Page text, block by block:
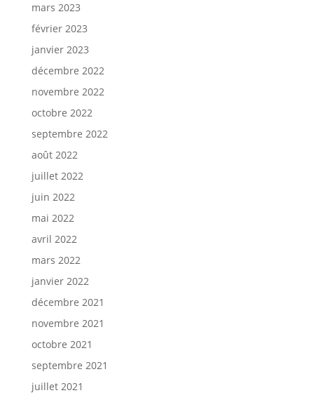
mars 2023
février 2023
janvier 2023
décembre 2022
novembre 2022
octobre 2022
septembre 2022
août 2022
juillet 2022
juin 2022
mai 2022
avril 2022
mars 2022
janvier 2022
décembre 2021
novembre 2021
octobre 2021
septembre 2021
juillet 2021